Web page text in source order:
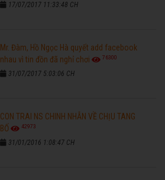
17/07/2017 11:33:48 CH
Mr. Đàm, Hồ Ngọc Hà quyết add facebook
nhau vì tin đồn đã nghỉ chơi
76300
31/07/2017 5:03:06 CH
CON TRAI NS CHINH NHẪN VỀ CHỊU TANG
BỐ
42973
31/01/2016 1:08:47 CH